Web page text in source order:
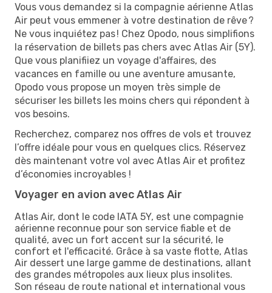
Vous vous demandez si la compagnie aérienne Atlas
Air peut vous emmener à votre destination de rêve ?
Ne vous inquiétez pas ! Chez Opodo, nous simplifions
la réservation de billets pas chers avec Atlas Air (5Y).
Que vous planifiiez un voyage d'affaires, des
vacances en famille ou une aventure amusante,
Opodo vous propose un moyen très simple de
sécuriser les billets les moins chers qui répondent à
vos besoins.
Recherchez, comparez nos offres de vols et trouvez
l’offre idéale pour vous en quelques clics. Réservez
dès maintenant votre vol avec Atlas Air et profitez
d’économies incroyables !
Voyager en avion avec Atlas Air
Atlas Air, dont le code IATA 5Y, est une compagnie
aérienne reconnue pour son service fiable et de
qualité, avec un fort accent sur la sécurité, le
confort et l'efficacité. Grâce à sa vaste flotte, Atlas
Air dessert une large gamme de destinations, allant
des grandes métropoles aux lieux plus insolites.
Son réseau de route national et international vous